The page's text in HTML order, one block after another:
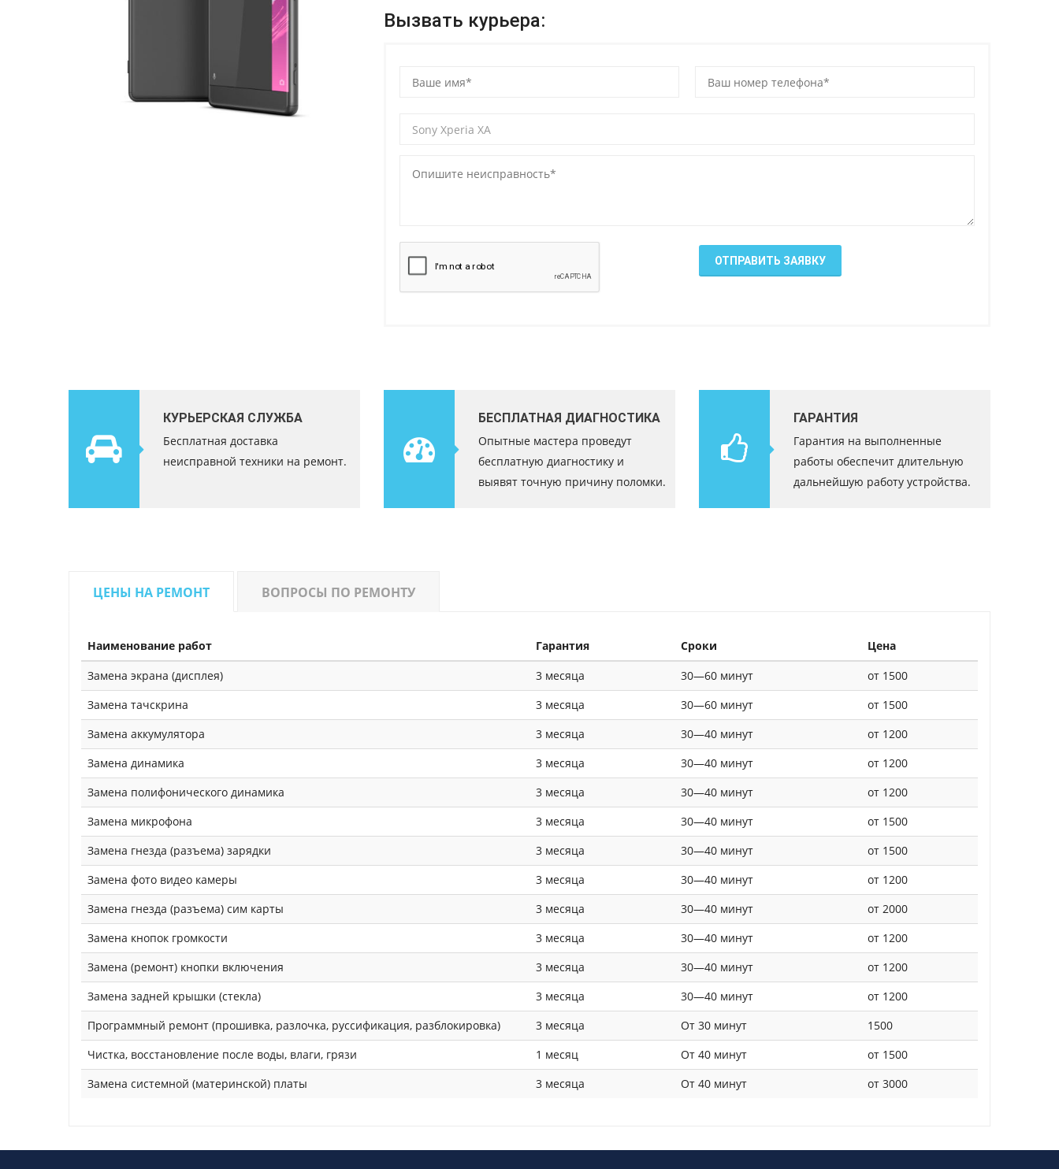
Вызвать курьера:
ОТПРАВИТЬ ЗАЯВКУ
КУРЬЕРСКАЯ СЛУЖБА
Бесплатная доставка
неисправной техники на ремонт.
БЕСПЛАТНАЯ ДИАГНОСТИКА
Опытные мастера проведут
бесплатную диагностику и
выявят точную причину поломки.
ГАРАНТИЯ
Гарантия на выполненные
работы обеспечит длительную
дальнейшую работу устройства.
ЦЕНЫ НА РЕМОНТ ВОПРОСЫ ПО РЕМОНТУ
Наименование работ Гарантия Сроки
Цена
Замена экрана (дисплея)
3 месяца 30—60 минут
от 1500
Замена тачскрина
3 месяца 30—60 минут
от 1500
Замена аккумулятора
3 месяца 30—40 минут
от 1200
Замена динамика
3 месяца 30—40 минут
от 1200
Замена полифонического динамика
3 месяца 30—40 минут
от 1200
Замена микрофона
3 месяца 30—40 минут
от 1500
Замена гнезда (разъема) зарядки
3 месяца 30—40 минут
от 1500
Замена фото видео камеры
3 месяца 30—40 минут
от 1200
Замена гнезда (разъема) сим карты
3 месяца 30—40 минут
от 2000
Замена кнопок громкости
3 месяца 30—40 минут
от 1200
Замена (ремонт) кнопки включения
3 месяца 30—40 минут
от 1200
Замена задней крышки (стекла)
3 месяца 30—40 минут
от 1200
Программный ремонт (прошивка, разлочка, руссификация, разблокировка)
3 месяца От 30 минут
1500
Чистка, восстановление после воды, влаги, грязи
1 месяц От 40 минут
от 1500
Замена системной (материнской) платы
3 месяца От 40 минут от 3000